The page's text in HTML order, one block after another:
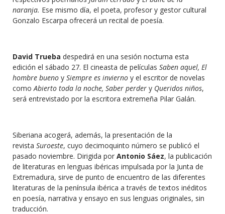
naranja. Ese mismo día, el poeta, profesor y gestor cultural
Gonzalo Escarpa ofrecerá un recital de poesía.
David Trueba despedirá en una sesión nocturna esta
edición el sábado 27. El cineasta de películas Saben aquel, El
hombre bueno y Siempre es invierno y el escritor de novelas
como Abierto toda la noche, Saber perder y Queridos niños,
será entrevistado por la escritora extremeña Pilar Galán.
Siberiana acogerá, además, la presentación de la
revista Suroeste, cuyo decimoquinto número se publicó el
pasado noviembre. Dirigida por Antonio Sáez, la publicación
de literaturas en lenguas ibéricas impulsada por la Junta de
Extremadura, sirve de punto de encuentro de las diferentes
literaturas de la península ibérica a través de textos inéditos
en poesía, narrativa y ensayo en sus lenguas originales, sin
traducción.